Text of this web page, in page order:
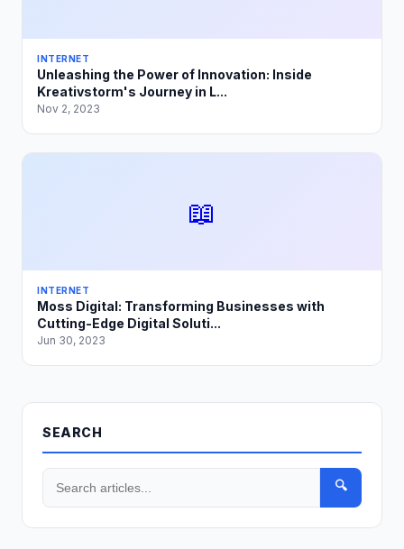
INTERNET
Unleashing the Power of Innovation: Inside
Kreativstorm's Journey in L...
Nov 2, 2023
📖
INTERNET
Moss Digital: Transforming Businesses with
Cutting-Edge Digital Soluti...
Jun 30, 2023
SEARCH
🔍